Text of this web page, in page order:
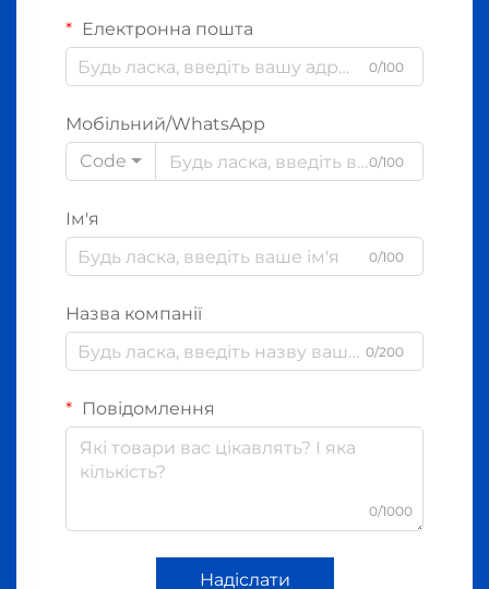
Електронна пошта
0/100
Мобільний/WhatsApp
Code
0/100
Ім'я
0/100
Назва компанії
0/200
Повідомлення
0/1000
Надіслати